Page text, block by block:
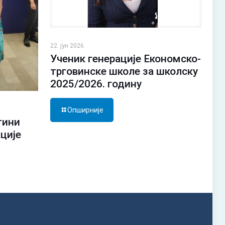
22. јун 2026.
Ученик генерације Економско-
трговинске школе за школску
2025/2026. годину
Опширније